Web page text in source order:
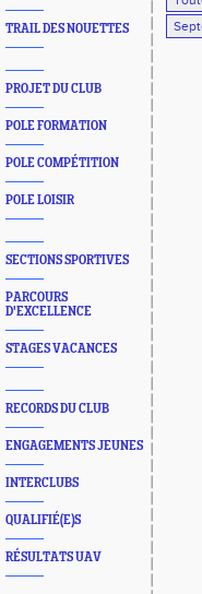
TRAIL DES NOUETTES
PROJET DU CLUB
POLE FORMATION
POLE COMPÉTITION
POLE LOISIR
SECTIONS SPORTIVES
PARCOURS
D'EXCELLENCE
STAGES VACANCES
RECORDS DU CLUB
ENGAGEMENTS JEUNES
INTERCLUBS
QUALIFIÉ(E)S
RÉSULTATS UAV